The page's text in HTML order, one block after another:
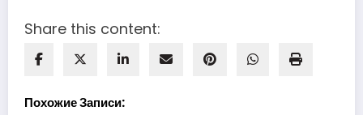
Share this content:
Похожие Записи: